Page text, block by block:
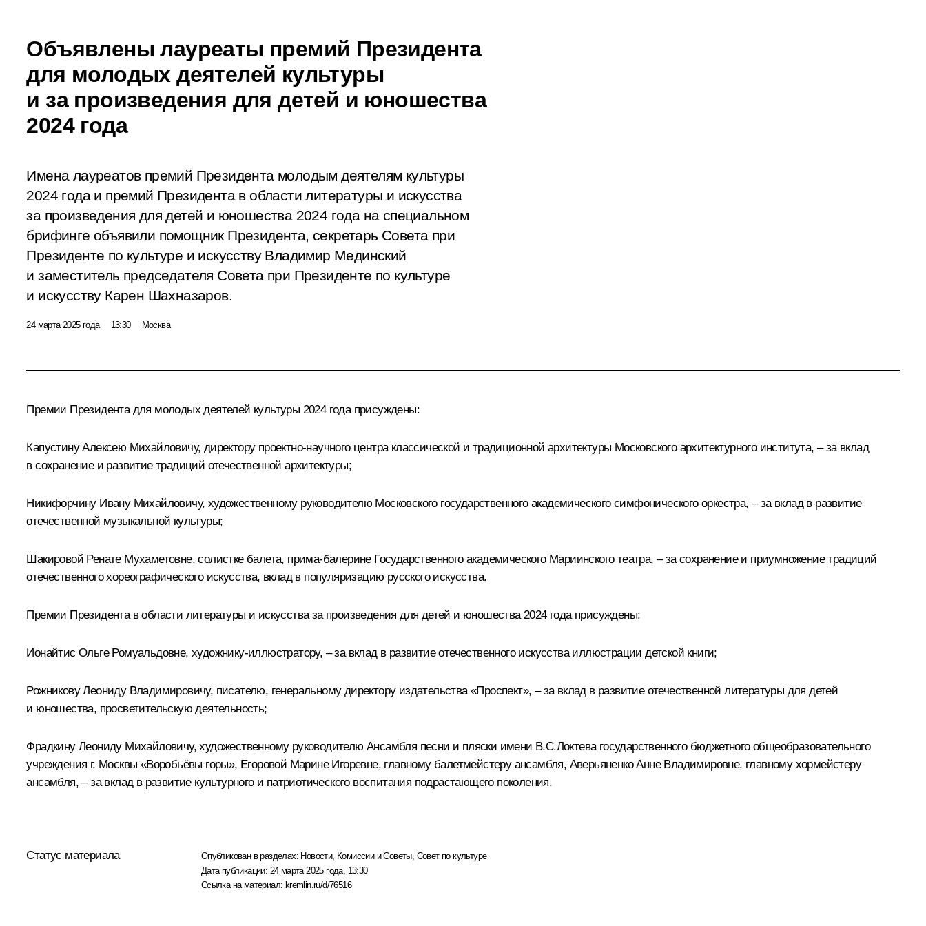
Объявлены лауреаты премий Президента
для молодых деятелей культуры
и за произведения для детей и юношества
2024 года
Имена лауреатов премий Президента молодым деятелям культуры
2024 года и премий Президента в области литературы и искусства
за произведения для детей и юношества 2024 года на специальном
брифинге объявили помощник Президента, секретарь Совета при
Президенте по культуре и искусству Владимир Мединский
и заместитель председателя Совета при Президенте по культуре
и искусству Карен Шахназаров.
24 марта 2025 года 13:30 Москва
Премии Президента для молодых деятелей культуры 2024 года присуждены:
Капустину Алексею Михайловичу, директору проектно-научного центра классической и традиционной архитектуры Московского архитектурного института, – за вклад
в сохранение и развитие традиций отечественной архитектуры;
Никифорчину Ивану Михайловичу, художественному руководителю Московского государственного академического симфонического оркестра, – за вклад в развитие
отечественной музыкальной культуры;
Шакировой Ренате Мухаметовне, солистке балета, прима-балерине Государственного академического Мариинского театра, – за сохранение и приумножение традиций
отечественного хореографического искусства, вклад в популяризацию русского искусства.
Премии Президента в области литературы и искусства за произведения для детей и юношества 2024 года присуждены:
Ионайтис Ольге Ромуальдовне, художнику-иллюстратору, – за вклад в развитие отечественного искусства иллюстрации детской книги;
Рожникову Леониду Владимировичу, писателю, генеральному директору издательства «Проспект», – за вклад в развитие отечественной литературы для детей
и юношества, просветительскую деятельность;
Фрадкину Леониду Михайловичу, художественному руководителю Ансамбля песни и пляски имени В.С.Локтева государственного бюджетного общеобразовательного
учреждения г. Москвы «Воробьёвы горы», Егоровой Марине Игоревне, главному балетмейстеру ансамбля, Аверьяненко Анне Владимировне, главному хормейстеру
ансамбля, – за вклад в развитие культурного и патриотического воспитания подрастающего поколения.
Статус материала Опубликован в разделах: Новости, Комиссии и Советы, Совет по культуре
Дата публикации: 24 марта 2025 года, 13:30
Ссылка на материал: kremlin.ru/d/76516